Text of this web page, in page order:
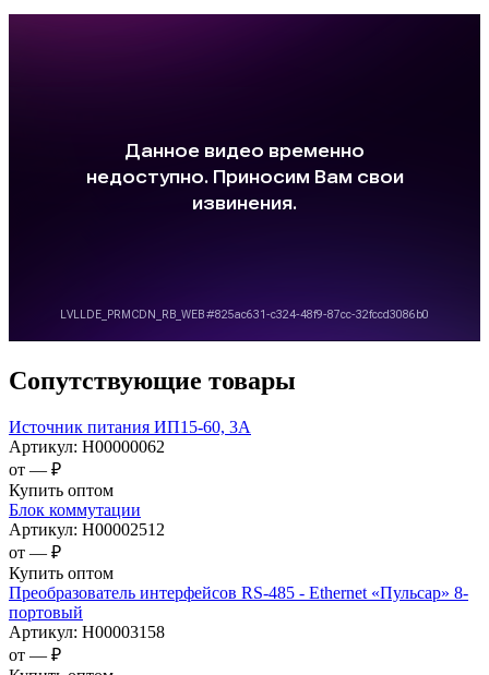
Сопутствующие товары
Источник питания ИП15-60, 3А
Артикул: Н00000062
от — ₽
Купить оптом
Блок коммутации
Артикул: Н00002512
от — ₽
Купить оптом
Преобразователь интерфейсов RS-485 - Ethernet «Пульсар» 8-
портовый
Артикул: Н00003158
от — ₽